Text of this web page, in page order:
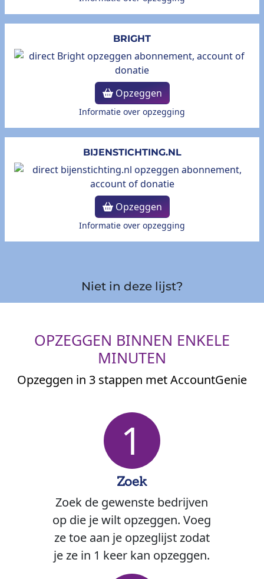
BRIGHT
Opzeggen
Informatie over opzegging
BIJENSTICHTING.NL
Opzeggen
Informatie over opzegging
Niet in deze lijst?
OPZEGGEN BINNEN ENKELE
MINUTEN
Opzeggen in 3 stappen met AccountGenie
1
Zoek
Zoek de gewenste bedrijven
op die je wilt opzeggen. Voeg
ze toe aan je opzeglijst zodat
je ze in 1 keer kan opzeggen.